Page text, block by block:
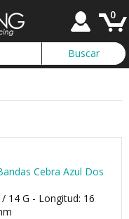
0
Cebra Azul Dos
14 G - Longitud: 16